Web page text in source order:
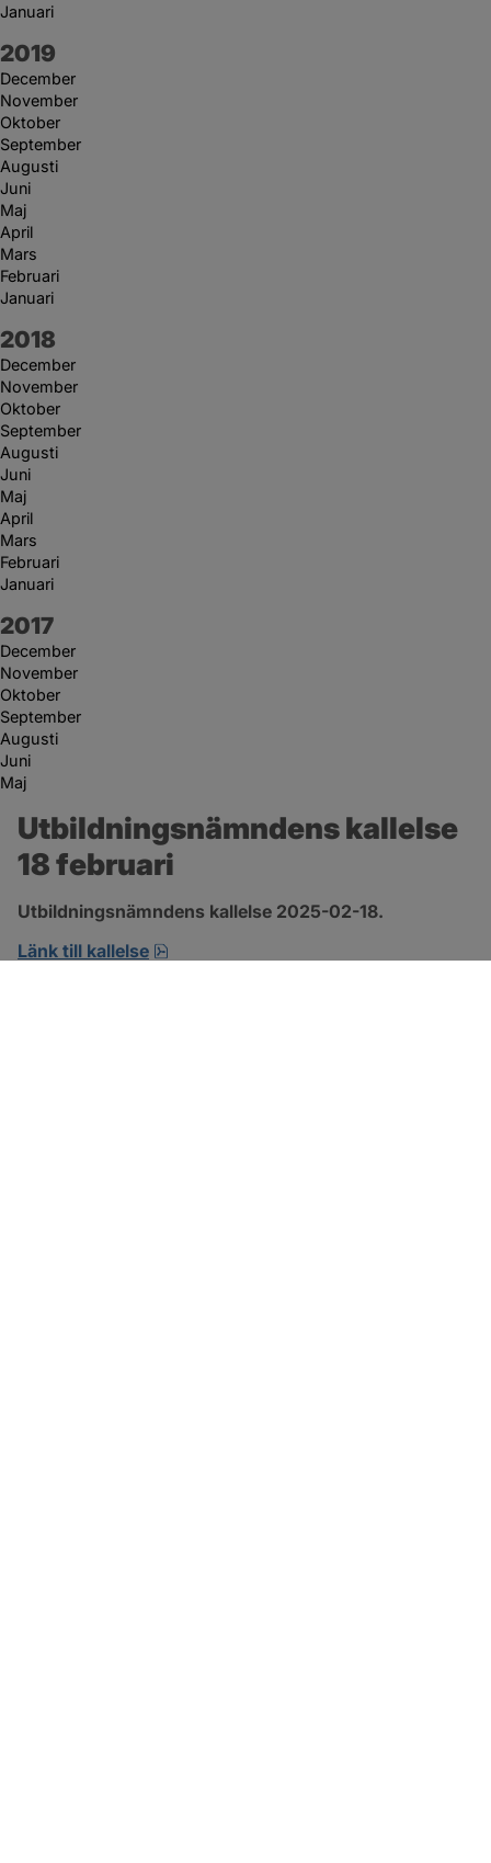
Januari
År:
2019
December
November
Oktober
September
Augusti
Juni
Maj
April
Mars
Februari
Januari
År:
2018
December
November
Oktober
September
Augusti
Juni
Maj
April
Mars
Februari
Januari
År:
2017
December
November
Oktober
September
Augusti
Juni
Maj
Utbildningsnämndens kallelse
18 februari
Utbildningsnämndens kallelse 2025-02-18.
Länk till kallelse